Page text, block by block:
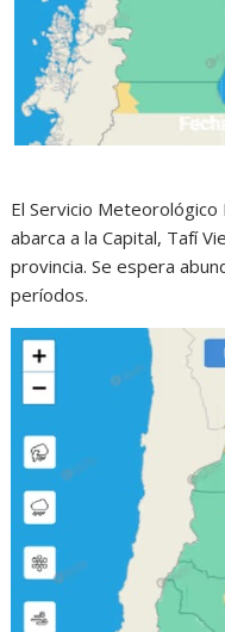
El Servicio
abarca a la Capital, Tafí
provincia. Se espera
períodos.